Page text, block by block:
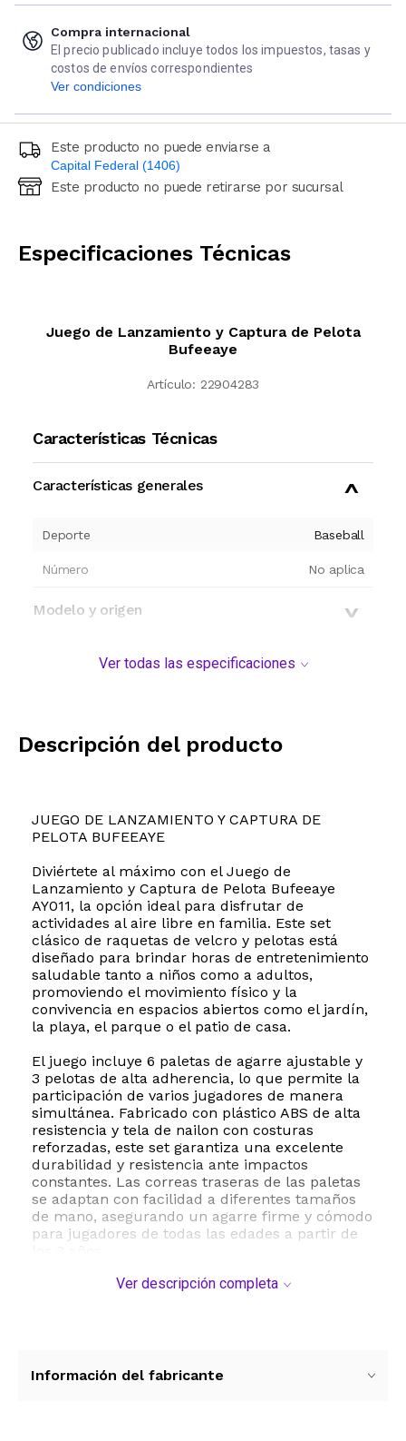
Compra internacional
El precio publicado incluye todos los impuestos, tasas y
costos de envíos correspondientes
Ver condiciones
Este producto no puede enviarse a
Capital Federal (1406)
Ingresá código postal (sólo números)
Este producto no puede retirarse por sucursal
Especificaciones Técnicas
Juego de Lanzamiento y Captura de Pelota
Bufeeaye
Artículo: 22904283
Características Técnicas
Características generales
Deporte Baseball
Número No aplica
Modelo y origen
Ver todas las especificaciones
Descripción del producto
JUEGO DE LANZAMIENTO Y CAPTURA DE
PELOTA BUFEEAYE
Diviértete al máximo con el Juego de
Lanzamiento y Captura de Pelota Bufeeaye
AY011, la opción ideal para disfrutar de
actividades al aire libre en familia. Este set
clásico de raquetas de velcro y pelotas está
diseñado para brindar horas de entretenimiento
saludable tanto a niños como a adultos,
promoviendo el movimiento físico y la
convivencia en espacios abiertos como el jardín,
la playa, el parque o el patio de casa.
El juego incluye 6 paletas de agarre ajustable y
3 pelotas de alta adherencia, lo que permite la
participación de varios jugadores de manera
simultánea. Fabricado con plástico ABS de alta
resistencia y tela de nailon con costuras
reforzadas, este set garantiza una excelente
durabilidad y resistencia ante impactos
constantes. Las correas traseras de las paletas
se adaptan con facilidad a diferentes tamaños
de mano, asegurando un agarre firme y cómodo
para jugadores de todas las edades a partir de
Además de ser sumamente divertido, este juego
gruesa, sirviendo como una introducción
Ver descripción completa
Información del fabricante